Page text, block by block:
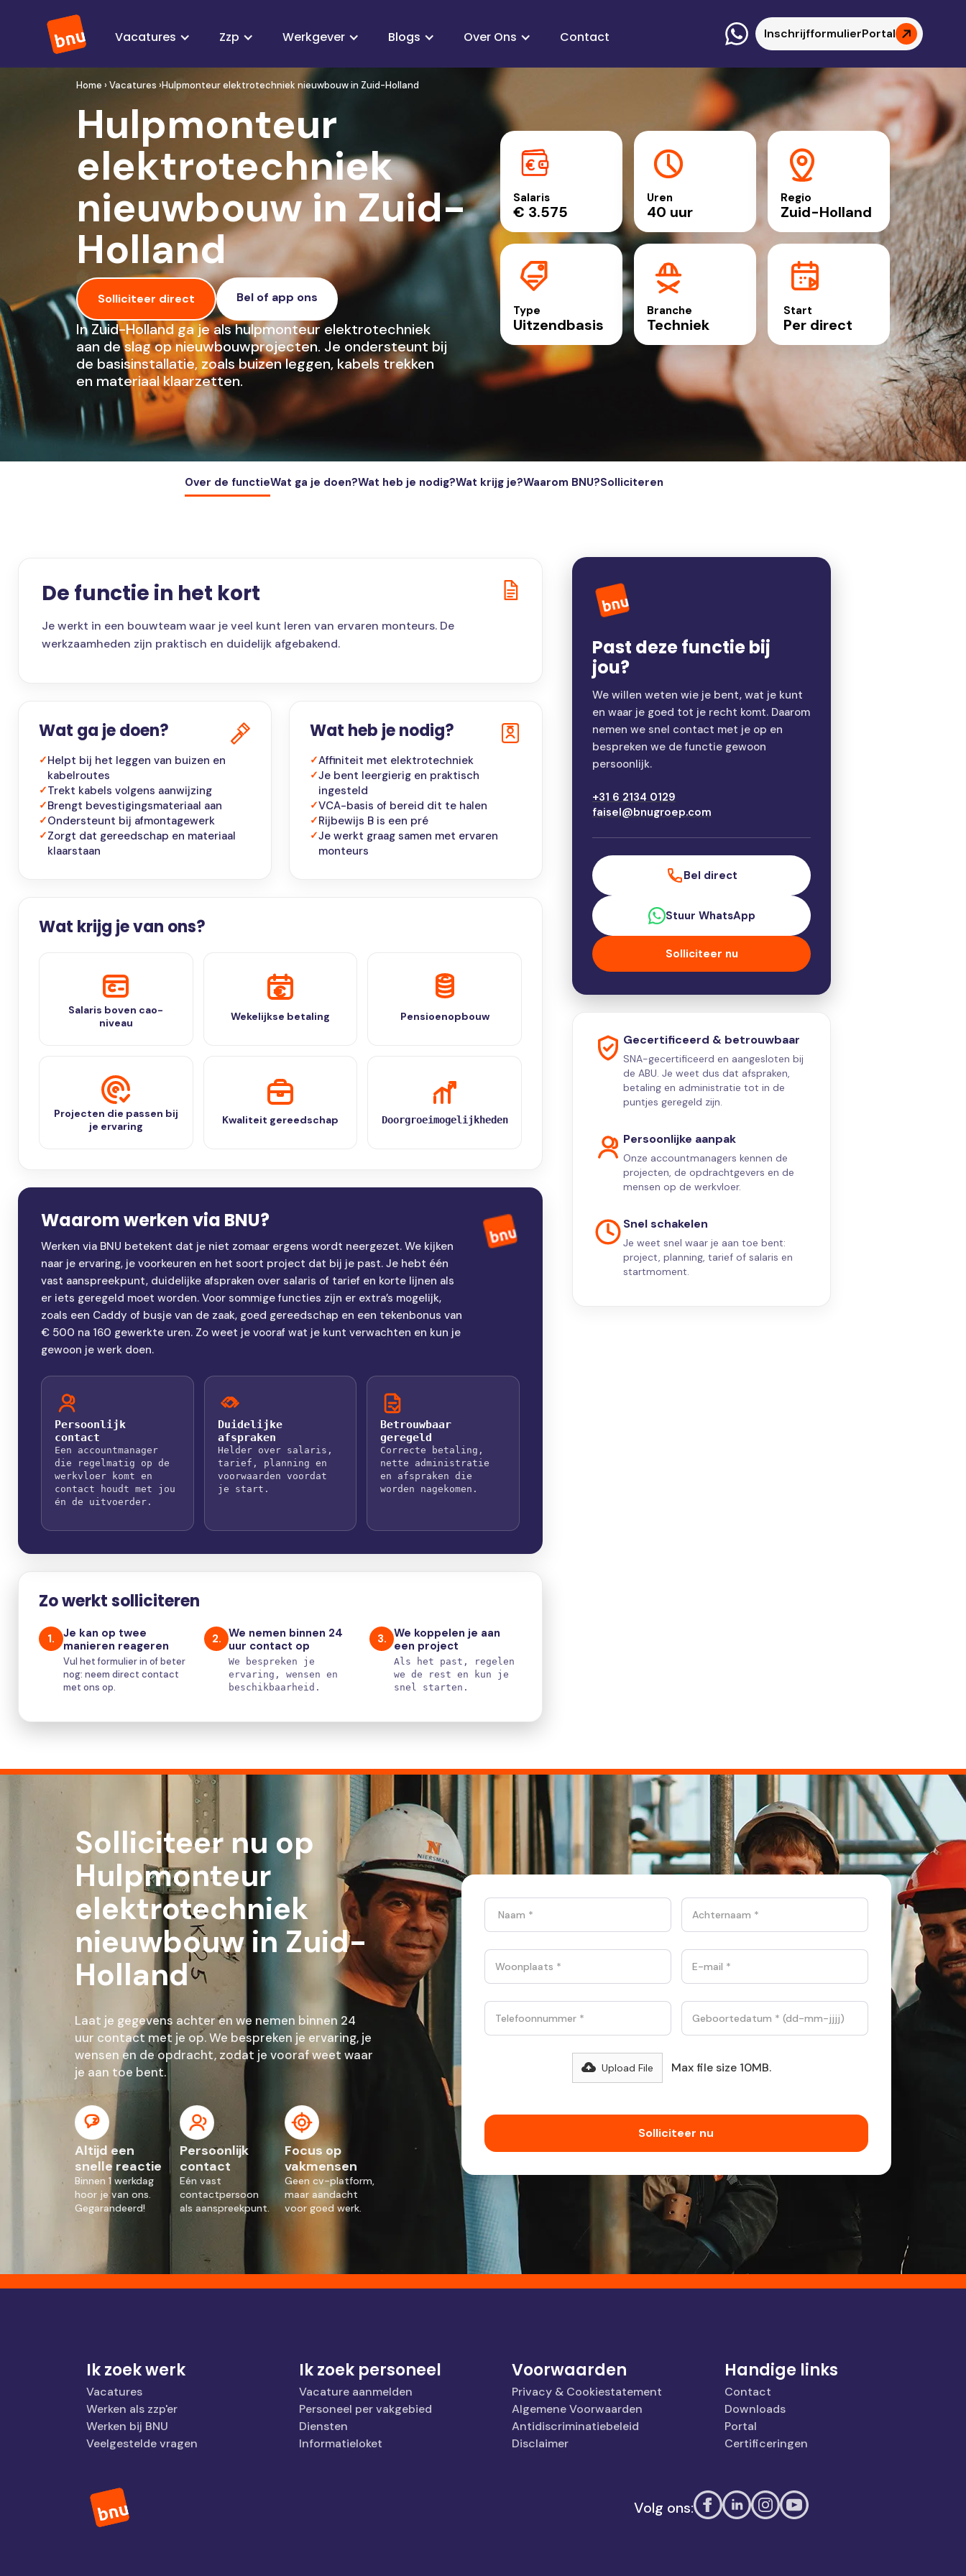
Vacatures Zzp Werkgever Blogs Over Ons Contact InschrijfformulierPortal
Home › Vacatures ›Hulpmonteur elektrotechniek nieuwbouw in Zuid-Holland
Hulpmonteur
elektrotechniek
nieuwbouw in Zuid-
Holland
Solliciteer direct Bel of app ons
In Zuid-Holland ga je als hulpmonteur elektrotechniek
aan de slag op nieuwbouwprojecten. Je ondersteunt bij
de basisinstallatie, zoals buizen leggen, kabels trekken
en materiaal klaarzetten.
Salaris
€ 3.575
Uren
40 uur
Regio
Zuid-Holland
Type
Uitzendbasis
Branche
Techniek
Start
Per direct
Over de functieWat ga je doen?Wat heb je nodig?Wat krijg je?Waarom BNU?Solliciteren
De functie in het kort
Je werkt in een bouwteam waar je veel kunt leren van ervaren monteurs. De
werkzaamheden zijn praktisch en duidelijk afgebakend.
Wat ga je doen?
✓Helpt bij het leggen van buizen en
kabelroutes
✓Trekt kabels volgens aanwijzing
✓Brengt bevestigingsmateriaal aan
✓Ondersteunt bij afmontagewerk
✓Zorgt dat gereedschap en materiaal
klaarstaan
Wat heb je nodig?
✓Affiniteit met elektrotechniek
✓Je bent leergierig en praktisch
ingesteld
✓VCA-basis of bereid dit te halen
✓Rijbewijs B is een pré
✓Je werkt graag samen met ervaren
monteurs
Wat krijg je van ons?
Salaris boven cao-
niveau
Wekelijkse betaling Pensioenopbouw
Projecten die passen bij
je ervaring
Kwaliteit gereedschap Doorgroeimogelijkheden
Waarom werken via BNU?
Werken via BNU betekent dat je niet zomaar ergens wordt neergezet. We kijken
naar je ervaring, je voorkeuren en het soort project dat bij je past. Je hebt één
vast aanspreekpunt, duidelijke afspraken over salaris of tarief en korte lijnen als
er iets geregeld moet worden. Voor sommige functies zijn er extra’s mogelijk,
zoals een Caddy of busje van de zaak, goed gereedschap en een tekenbonus van
€ 500 na 160 gewerkte uren. Zo weet je vooraf wat je kunt verwachten en kun je
gewoon je werk doen.
Persoonlijk
contact
Een accountmanager
die regelmatig op de
werkvloer komt en
contact houdt met jou
én de uitvoerder.
Duidelijke
afspraken
Helder over salaris,
tarief, planning en
voorwaarden voordat
je start.
Betrouwbaar
geregeld
Correcte betaling,
nette administratie
en afspraken die
worden nagekomen.
Zo werkt solliciteren
1.
Je kan op twee
manieren reageren
Vul het formulier in of beter
nog: neem direct contact
met ons op.
2. We nemen binnen 24
uur contact op
We bespreken je
ervaring, wensen en
beschikbaarheid.
3. We koppelen je aan
een project
Als het past, regelen
we de rest en kun je
snel starten.
Past deze functie bij
jou?
We willen weten wie je bent, wat je kunt
en waar je goed tot je recht komt. Daarom
nemen we snel contact met je op en
bespreken we de functie gewoon
persoonlijk.
+31 6 2134 0129
faisel@bnugroep.com
Bel direct
Stuur WhatsApp
Solliciteer nu
Gecertificeerd & betrouwbaar
SNA-gecertificeerd en aangesloten bij
de ABU. Je weet dus dat afspraken,
betaling en administratie tot in de
puntjes geregeld zijn.
Persoonlijke aanpak
Onze accountmanagers kennen de
projecten, de opdrachtgevers en de
mensen op de werkvloer.
Snel schakelen
Je weet snel waar je aan toe bent:
project, planning, tarief of salaris en
startmoment.
Solliciteer nu op
Hulpmonteur
elektrotechniek
nieuwbouw in Zuid-
Holland
Laat je gegevens achter en we nemen binnen 24
uur contact met je op. We bespreken je ervaring, je
wensen en de opdracht, zodat je vooraf weet waar
je aan toe bent.
Altijd een
snelle reactie
Binnen 1 werkdag
hoor je van ons.
Gegarandeerd!
Persoonlijk
contact
Eén vast
contactpersoon
als aanspreekpunt.
Focus op
vakmensen
Geen cv-platform,
maar aandacht
voor goed werk.
Upload File Max file size 10MB.
Ik zoek werk
Vacatures
Werken als zzp'er
Werken bij BNU
Veelgestelde vragen
Ik zoek personeel
Vacature aanmelden
Personeel per vakgebied
Diensten
Informatieloket
Voorwaarden
Privacy & Cookiestatement
Algemene Voorwaarden
Antidiscriminatiebeleid
Disclaimer
Handige links
Contact
Downloads
Portal
Certificeringen
Volg ons: